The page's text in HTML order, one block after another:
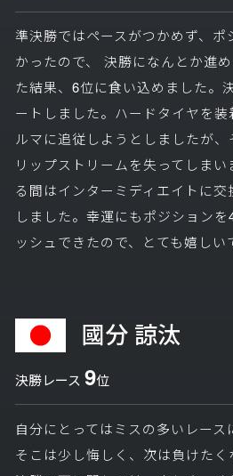
準決勝ではペースがつかめず、
かったので、 決勝になんとか進
た結果、6位に食い込めました。
ートしました。ハードタイヤを
ルマに追従しようとしましたが
リップストリームを失ってしま
る間はインターミディエイトに
しました。幸運にもポジション
ッシュできたので、とても嬉しい
國分 諒汰
決勝レース 9位
自分にとってはミスの多いレース
そこは少し悔しく、次は負けたく